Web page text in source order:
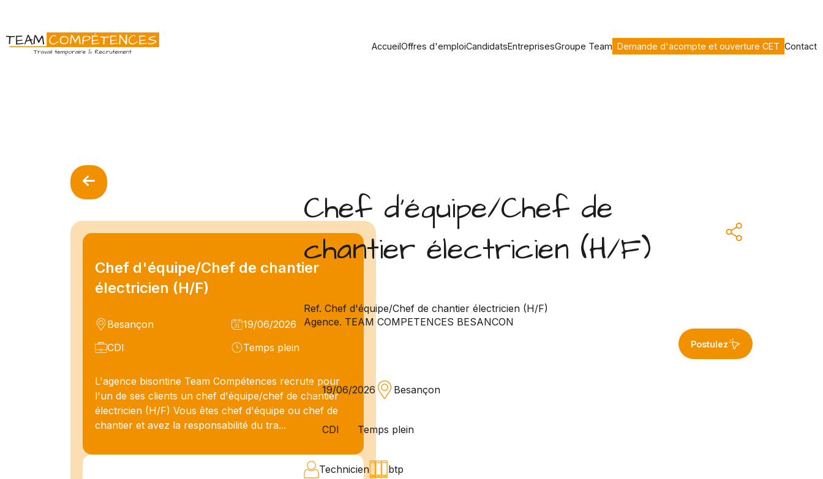
AccueilOffres d'emploiCandidatsEntreprisesGroupe Team Demande d'acompte et ouverture CET Contact
Chef d'équipe/Chef de chantier
électricien (H/F)
Besançon
19/06/2026
CDI
Temps plein
L'agence bisontine Team Compétences recrute pour
l'un de ses clients un chef d'équipe/chef de chantier
électricien (H/F) Vous êtes chef d'équipe ou chef de
chantier et avez la responsabilité du tra...
Chef d'équipe/Chef de
chantier électricien (H/F)
Ref. Chef d'équipe/Chef de chantier électricien (H/F)
Agence. TEAM COMPETENCES BESANCON
Postulez
19/06/2026 Besançon
CDI Temps plein
Technicien btp